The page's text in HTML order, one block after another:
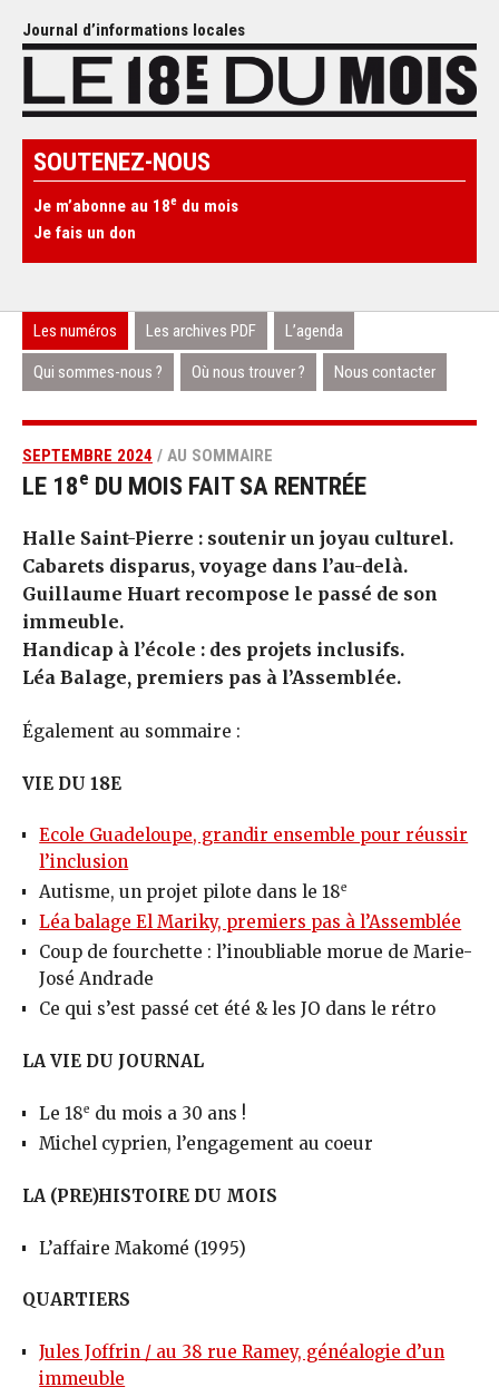
Journal d’informations locales
SOUTENEZ-NOUS
Je m’abonne au 18e du mois
Je fais un don
Les numéros Les archives PDF L’agenda
Qui sommes-nous ? Où nous trouver ? Nous contacter
SEPTEMBRE 2024 / AU SOMMAIRE
LE 18e DU MOIS FAIT SA RENTRÉE
Halle Saint-Pierre : soutenir un joyau culturel.
Cabarets disparus, voyage dans l’au-delà.
Guillaume Huart recompose le passé de son
immeuble.
Handicap à l’école : des projets inclusifs.
Léa Balage, premiers pas à l’Assemblée.
Également au sommaire :
VIE DU 18E
Ecole Guadeloupe, grandir ensemble pour réussir
l’inclusion
Autisme, un projet pilote dans le 18e
Léa balage El Mariky, premiers pas à l’Assemblée
Coup de fourchette : l’inoubliable morue de Marie-
José Andrade
Ce qui s’est passé cet été & les JO dans le rétro
LA VIE DU JOURNAL
Le 18e du mois a 30 ans !
Michel cyprien, l’engagement au coeur
LA (PRE)HISTOIRE DU MOIS
L’affaire Makomé (1995)
QUARTIERS
Jules Joffrin / au 38 rue Ramey, généalogie d’un
immeuble